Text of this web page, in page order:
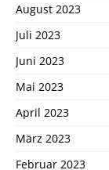
August 2023
Juli 2023
Juni 2023
Mai 2023
April 2023
März 2023
Februar 2023